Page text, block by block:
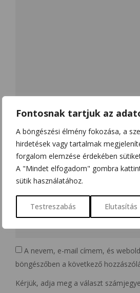
Fontosnak tartjuk az
A böngészési élmény fokozása, a
hirdetések vagy tartalmak
forgalom elemzése érdekében
A "Mindet elfogadom" gombra
sütik használatához.
Testreszabás Elutasítás
Name*
Email*
Website
A nevem, e-mail címem, és
böngészőben a következő
Kérjük, adja meg a választ